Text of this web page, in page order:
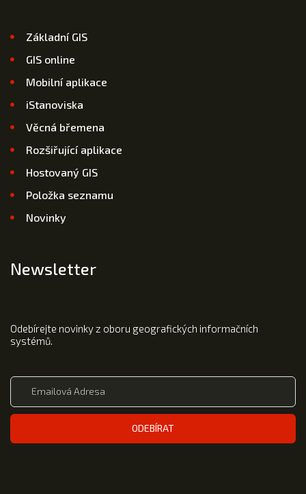
Základní GIS
GIS online
Mobilní aplikace
iStanoviska
Věcná břemena
Rozšiřující aplikace
Hostovaný GIS
Položka seznamu
Novinky
Newsletter
Odebírejte novinky z oboru geografických informačních
systémů.
ODEBÍRAT